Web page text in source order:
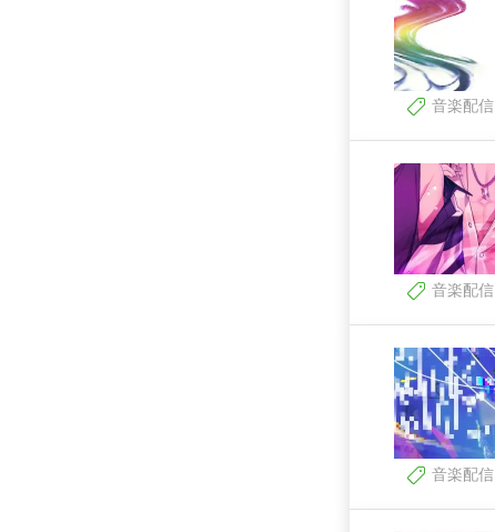
音楽配信
音楽配信
音楽配信